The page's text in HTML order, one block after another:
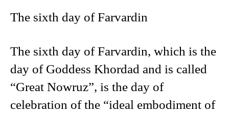
The sixth day of Farvardin
The sixth day of Farvardin, which is the
day of Goddess Khordad and is called
“Great Nowruz”, is the day of
celebration of the “ideal embodiment of